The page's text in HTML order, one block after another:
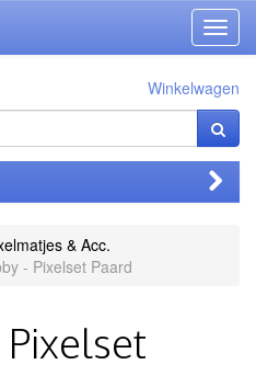
Winkelwagen
& Acc.
- Pixelset Paard